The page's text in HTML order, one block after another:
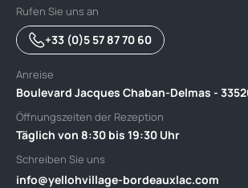
Rufen Sie uns an
+33 (0)5 57 87 70 60
Anreise
Boulevard Jacques Chaban-Delmas -
Öffnungszeiten der Rezeption
Täglich von 8:30 bis 19:30 Uhr
Schreiben Sie uns
info@yellohvillage-bordeauxlac.com